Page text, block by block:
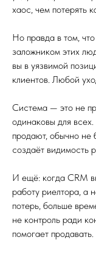
хаос, чем потерять
Но правда в том,
заложником этих
вы в уязвимой
клиентов. Любой
Система — это не
одинаковы для
продают, обычно не
создаёт видимость
И ещё: когда CRM
работу риелтора, а
потерь, больше
не контроль ради
помогает продавать.